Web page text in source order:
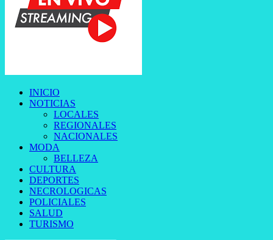
INICIO
NOTICIAS
LOCALES
REGIONALES
NACIONALES
MODA
BELLEZA
CULTURA
DEPORTES
NECROLOGICAS
POLICIALES
SALUD
TURISMO